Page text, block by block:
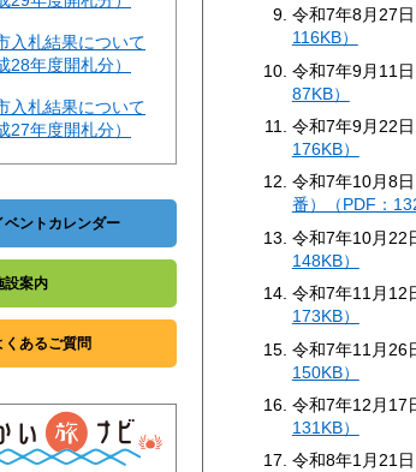
入札結果について
28年度開札分）
入札結果について
27年度開札分）
ベントカレンダー
設案内
くあるご質問
令和7年8月27日
116KB）
令和7年9月11日
87KB）
令和7年9月22日
176KB）
令和7年10月8日
番）（PDF：
令和7年10月22
148KB）
令和7年11月12
173KB）
令和7年11月26
150KB）
令和7年12月17
131KB）
令和8年1月21日